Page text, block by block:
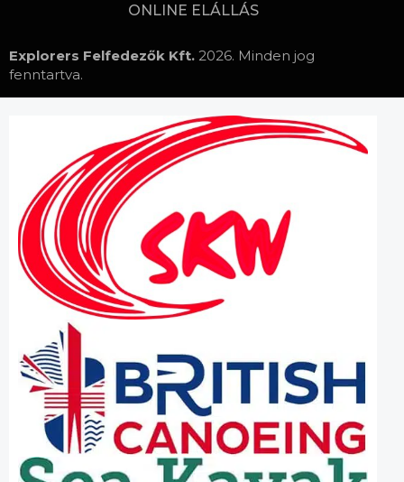
ONLINE ELÁLLÁS
Explorers Felfedezők Kft. 2026. Minden jog
fenntartva.